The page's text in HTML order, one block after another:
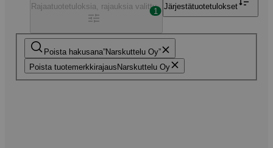
Poista hakusana Narskuttelu Oy
Poista tuotemerkkirajaus Narskuttelu Oy
Rajaatuotetuloksia, rajauksia valittu
1
Järjestätuotetulokset